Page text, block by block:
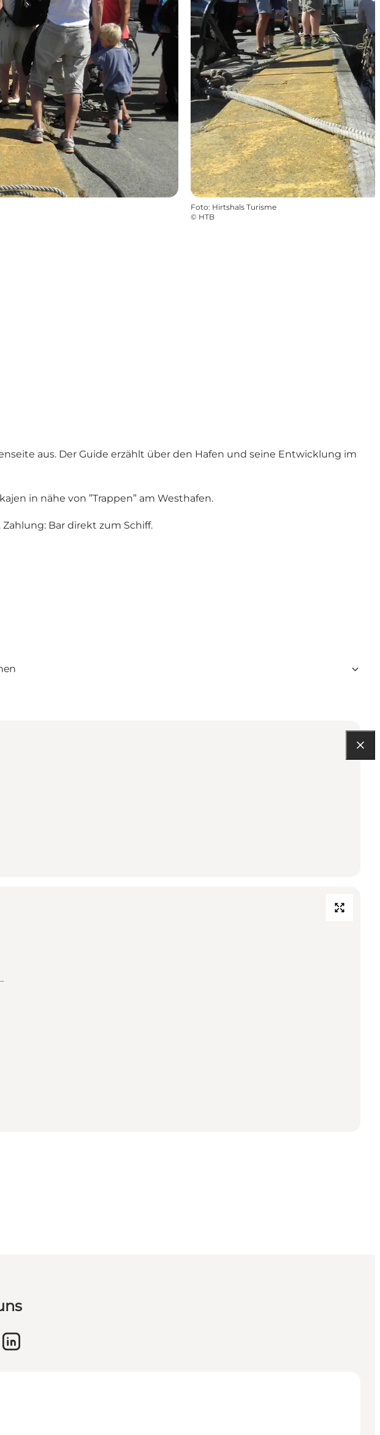
Foto: Hirtshals Turisme
© HTB
aus. Der Guide erzählt über den Hafen und seine Entwicklung im
in nähe von ”Trappen” am Westhafen.
Zahlung: Bar direkt zum Schiff.